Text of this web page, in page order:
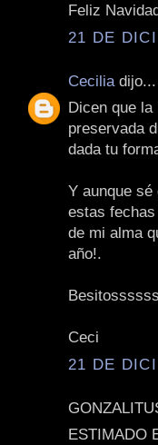
Feliz
21 DE
Cecilia dijo...
Dicen que
preservada
dada tu
Y aunque
estas
de mi alma
año!.
Ceci
21 DE
ESTIMADO